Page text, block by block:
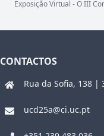
Exposição Virtual - O III
CONTACTOS
Rua da Sofia, 138 |
ucd25a@ci.uc.pt